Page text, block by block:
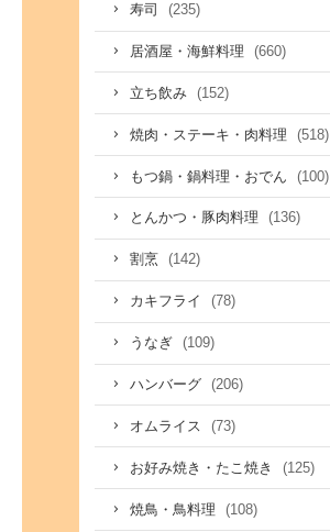
寿司 (235)
居酒屋・海鮮料理 (660)
立ち飲み (152)
焼肉・ステーキ・肉料理 (518)
もつ鍋・鍋料理・おでん (100)
とんかつ・豚肉料理 (136)
割烹 (142)
カキフライ (78)
うなぎ (109)
ハンバーグ (206)
オムライス (73)
お好み焼き・たこ焼き (125)
焼鳥・鳥料理 (108)